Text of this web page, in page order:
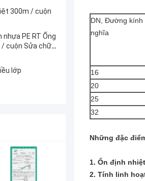
300m / cuộn
PE RT Ống
cuộn Sửa chữa
lớp
DN, Đường kính
nghĩa
16
20
25
32
Những đặc
1. Ổn định
2. Tính linh